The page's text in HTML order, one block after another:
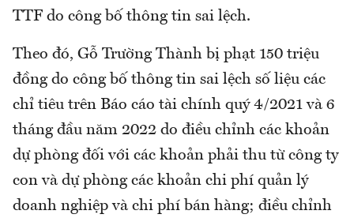
TTF do công bố thông tin sai lệch.
Theo đó, Gỗ Trường Thành bị phạt 150 triệu
đồng do công bố thông tin sai lệch số liệu các
chỉ tiêu trên Báo cáo tài chính quý 4/2021 và 6
tháng đầu năm 2022 do điều chỉnh các khoản
dự phòng đối với các khoản phải thu từ công ty
con và dự phòng các khoản chi phí quản lý
doanh nghiệp và chi phí bán hàng; điều chỉnh